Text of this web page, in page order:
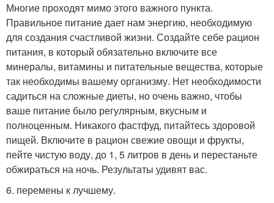
Многие проходят мимо этого важного пункта.
Правильное питание дает нам энергию, необходимую
для создания счастливой жизни. Создайте себе рацион
питания, в который обязательно включите все
минералы, витамины и питательные вещества, которые
так необходимы вашему организму. Нет необходимости
садиться на сложные диеты, но очень важно, чтобы
ваше питание было регулярным, вкусным и
полноценным. Никакого фастфуд, питайтесь здоровой
пищей. Включите в рацион свежие овощи и фрукты,
пейте чистую воду, до 1, 5 литров в день и перестаньте
обжираться на ночь. Результаты удивят вас.
6. перемены к лучшему.